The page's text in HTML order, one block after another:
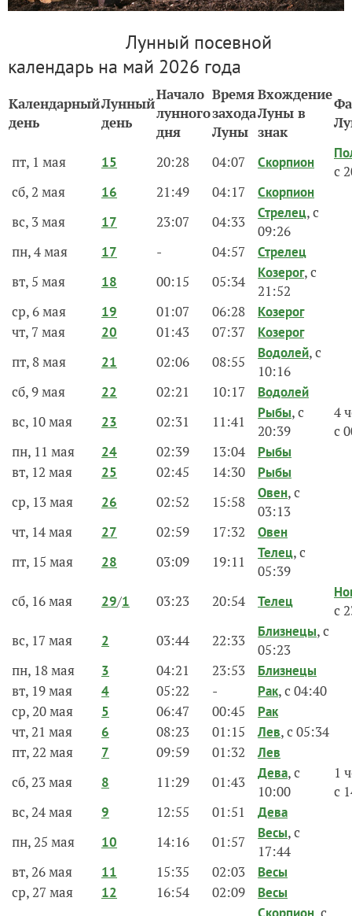
Лунный посевной
календарь на май 2026 года
Календарный
день
Лунный
день
Начало
лунного
дня
Время
захода
Луны
Вхождение
Луны в
знак
пт, 1 мая 15 20:28 04:07 Скорпион
с
сб, 2 мая
16 21:49 04:17 Скорпион
вс, 3 мая 17 23:07 04:33 Стрелец, с
09:26
пн, 4 мая
17 - 04:57 Стрелец
вт, 5 мая 18 00:15 05:34 Козерог, с
21:52
ср, 6 мая
19 01:07 06:28 Козерог
чт, 7 мая 20 01:43 07:37 Козерог
пт, 8 мая 21 02:06 08:55 Водолей, с
10:16
сб, 9 мая
22 02:21 10:17 Водолей
вс, 10 мая 23 02:31 11:41 Рыбы, с
20:39
4
с
пн, 11 мая
24 02:39 13:04 Рыбы
вт, 12 мая 25 02:45 14:30 Рыбы
ср, 13 мая 26 02:52 15:58 Овен, с
03:13
чт, 14 мая
27 02:59 17:32 Овен
пт, 15 мая 28 03:09 19:11 Телец, с
05:39
сб, 16 мая
29/1 03:23 20:54 Телец
с
вс, 17 мая
2 03:44 22:33 Близнецы, с
05:23
пн, 18 мая
3 04:21 23:53 Близнецы
вт, 19 мая 4 05:22 - Рак, с 04:40
ср, 20 мая
5 06:47 00:45 Рак
чт, 21 мая 6 08:23 01:15 Лев, с 05:34
пт, 22 мая
7 09:59 01:32 Лев
сб, 23 мая 8 11:29 01:43 Дева, с
10:00
1
с
вс, 24 мая
9 12:55 01:51 Дева
пн, 25 мая 10 14:16 01:57 Весы, с
17:44
вт, 26 мая
11 15:35 02:03 Весы
ср, 27 мая 12 16:54 02:09 Весы